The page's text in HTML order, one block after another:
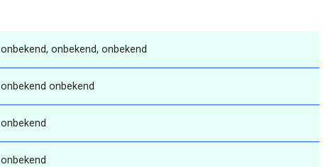
onbekend, onbekend, onbekend
onbekend onbekend
onbekend
onbekend